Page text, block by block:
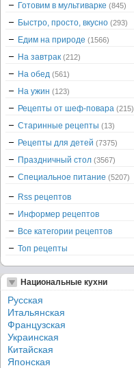
Готовим в мультиварке (845)
Быстро, просто, вкусно (293)
Едим на природе (1566)
На завтрак (212)
На обед (561)
На ужин (123)
Рецепты от шеф-повара (215)
Старинные рецепты (13)
Рецепты для детей (7375)
Праздничный стол (3567)
Специальное питание (5207)
Rss рецептов
Информер рецептов
Все категории рецептов
Топ рецепты
Национальные кухни
Русская
Итальянская
Французская
Украинская
Китайская
Японская